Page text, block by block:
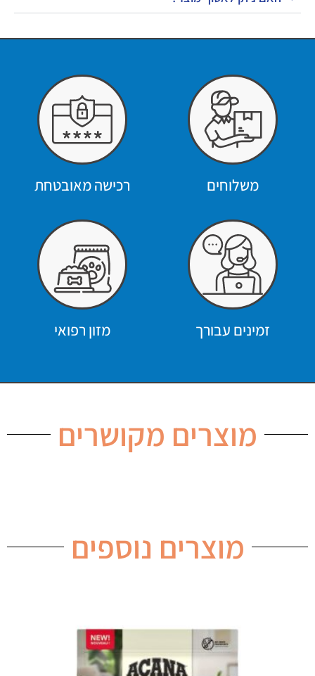
משלוחים רכישה מאובטחת
זמינים עבורך מזון רפואי
מוצרים מקושרים
מוצרים נוספים